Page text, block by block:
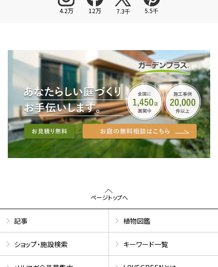
4.2万 12万 7.3千 5.5千
ページトップへ
記事 植物図鑑
ショップ・施設検索 キーワード一覧